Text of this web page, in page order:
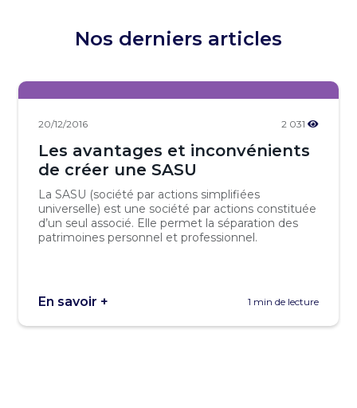
Nos derniers articles
20/12/2016 2 031
Les avantages et inconvénients
de créer une SASU
La SASU (société par actions simplifiées
universelle) est une société par actions constituée
d’un seul associé. Elle permet la séparation des
patrimoines personnel et professionnel.
En savoir + 1 min de lecture